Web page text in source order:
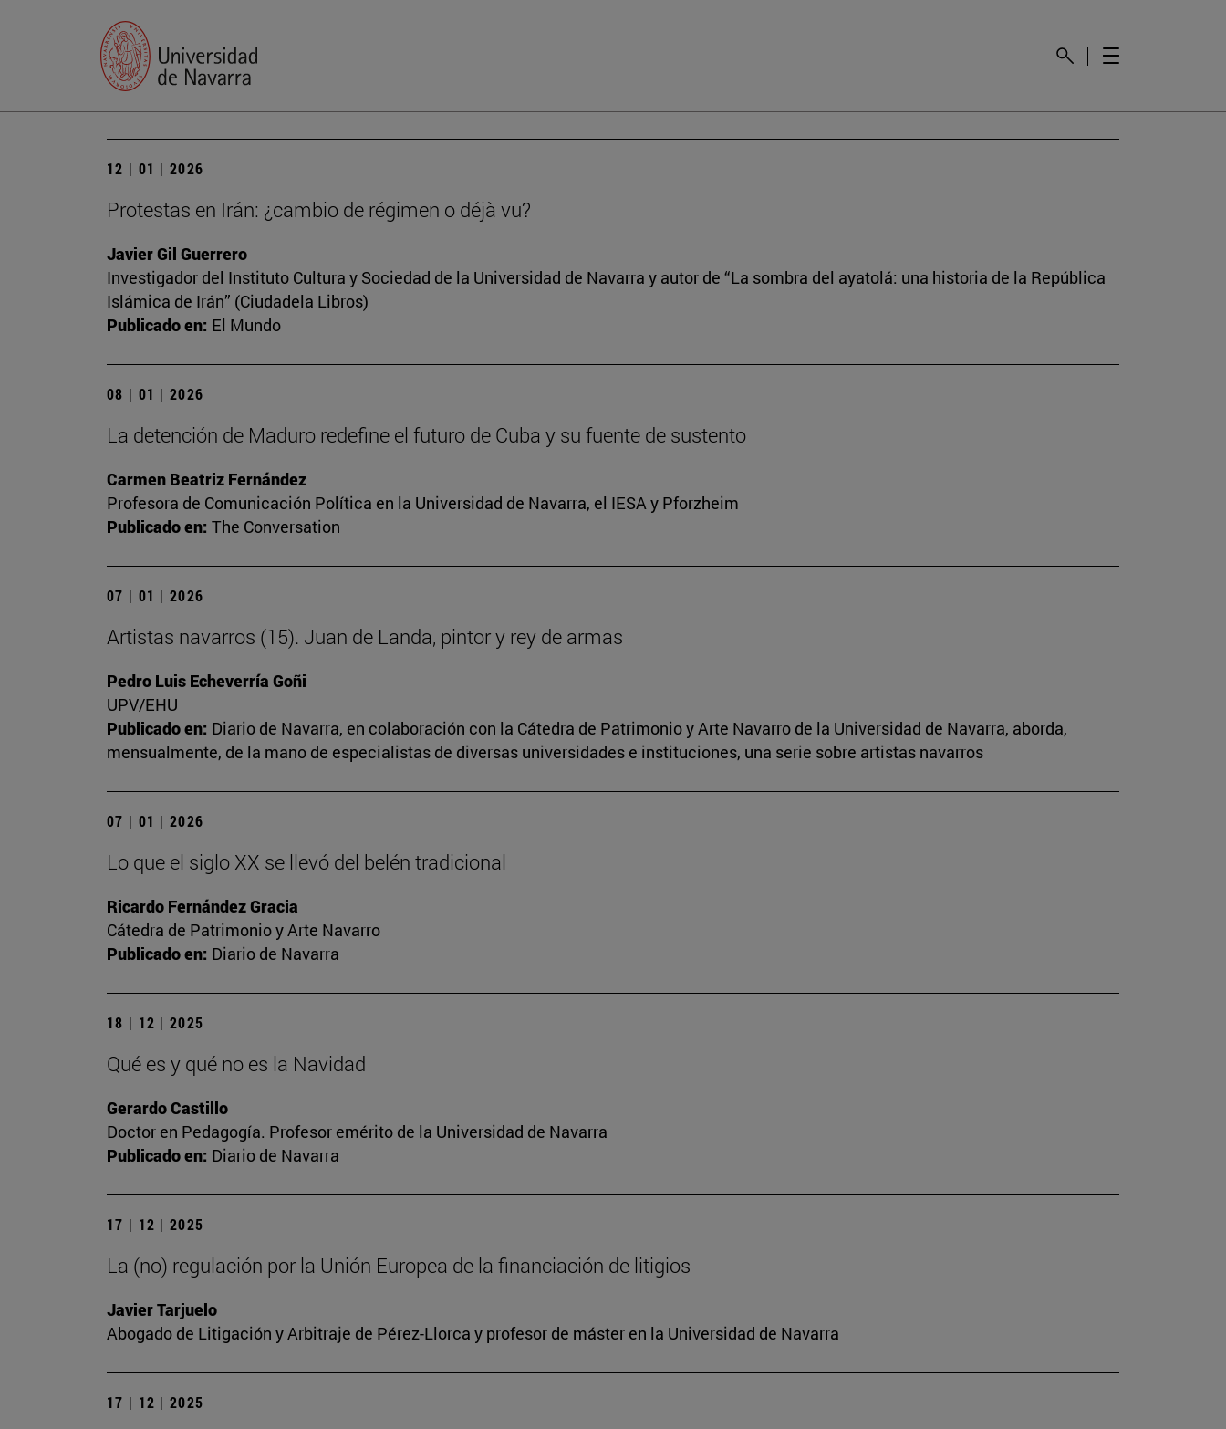
12 | 01 | 2026
Protestas en Irán: ¿cambio de régimen o déjà vu?
Javier Gil Guerrero
Investigador del Instituto Cultura y Sociedad de la Universidad de Navarra y autor de “La sombra del ayatolá: una historia de la República
Islámica de Irán” (Ciudadela Libros)
Publicado en: El Mundo
08 | 01 | 2026
La detención de Maduro redefine el futuro de Cuba y su fuente de sustento
Carmen Beatriz Fernández
Profesora de Comunicación Política en la Universidad de Navarra, el IESA y Pforzheim
Publicado en: The Conversation
07 | 01 | 2026
Artistas navarros (15). Juan de Landa, pintor y rey de armas
Pedro Luis Echeverría Goñi
UPV/EHU
Publicado en: Diario de Navarra, en colaboración con la Cátedra de Patrimonio y Arte Navarro de la Universidad de Navarra, aborda,
mensualmente, de la mano de especialistas de diversas universidades e instituciones, una serie sobre artistas navarros
07 | 01 | 2026
Lo que el siglo XX se llevó del belén tradicional
Ricardo Fernández Gracia
Cátedra de Patrimonio y Arte Navarro
Publicado en: Diario de Navarra
18 | 12 | 2025
Qué es y qué no es la Navidad
Gerardo Castillo
Doctor en Pedagogía. Profesor emérito de la Universidad de Navarra
Publicado en: Diario de Navarra
17 | 12 | 2025
La (no) regulación por la Unión Europea de la financiación de litigios
Javier Tarjuelo
Abogado de Litigación y Arbitraje de Pérez-Llorca y profesor de máster en la Universidad de Navarra
17 | 12 | 2025